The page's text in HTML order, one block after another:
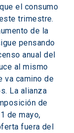
el consumo
trimestre.
de la
pensando
anual del
al mismo
va camino de
La alianza
de
de mayo,
fuera del